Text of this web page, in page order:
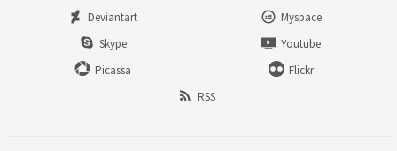
Deviantart
Myspace
Skype
Youtube
Picassa
Flickr
RSS